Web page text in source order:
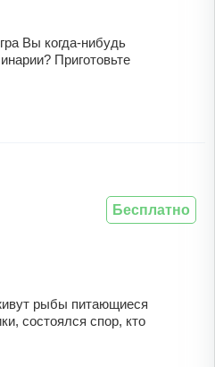
Вы когда-нибудь
Приготовьте
рыбы питающиеся
состоялся спор, кто
Бесплатно